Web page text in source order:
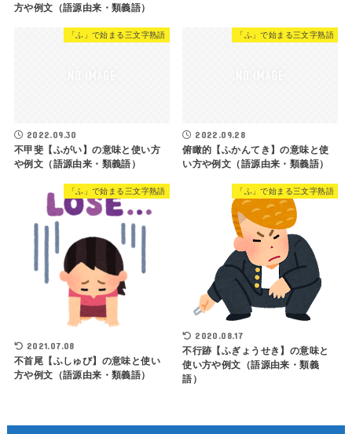
方や例文（語源由来・類義語）
「ふ」で始まる三文字熟語
2022.09.30
不甲斐【ふがい】の意味と使い方
や例文（語源由来・類義語）
「ふ」で始まる三文字熟語
2022.09.28
俯瞰的【ふかんてき】の意味と使
い方や例文（語源由来・類義語）
「ふ」で始まる三文字熟語
2021.07.08
不首尾【ふしゅび】の意味と使い
方や例文（語源由来・類義語）
「ふ」で始まる三文字熟語
2020.08.17
不行跡【ふぎょうせき】の意味と
使い方や例文（語源由来・類義
語）